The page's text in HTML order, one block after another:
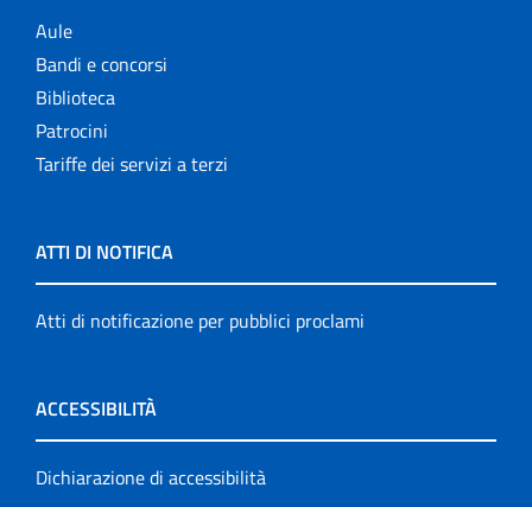
Aule
Bandi e concorsi
Biblioteca
Patrocini
Tariffe dei servizi a terzi
ATTI DI NOTIFICA
Atti di notificazione per pubblici proclami
ACCESSIBILITÀ
Dichiarazione di accessibilità